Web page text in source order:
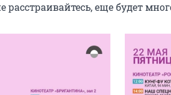
расстраивайтесь, еще будет